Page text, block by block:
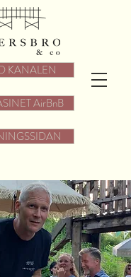
KANALEN
AirBnB